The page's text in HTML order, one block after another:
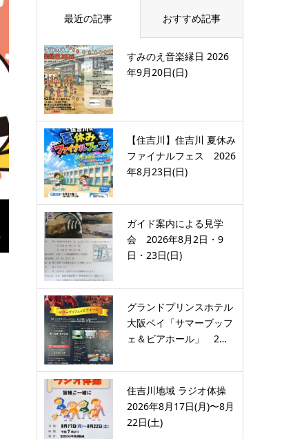
最近の記事 おすすめ記事
すみのえ音楽縁日 2026
年9月20日(日)
【住吉川】住吉川 夏休み
ファイナルフェス 2026
年8月23日(日)
ガイド案内による見学
会 2026年8月2日・9
日・23日(日)
グランドプリンスホテル
大阪ベイ「サマーブッフ
ェ＆ビアホール」 2…
住吉川地域 ラジオ体操
2026年8月17日(月)〜8月
22日(土)